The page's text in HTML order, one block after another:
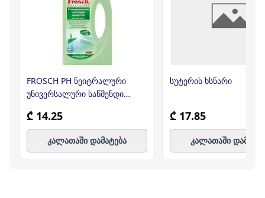
FROSCH PH ნეიტრალური
უნივერსალური საწმენდი
₾ 14.25
კალათაში დამატება
სუტერის ხსნარი
₾ 17.85
კალათაში